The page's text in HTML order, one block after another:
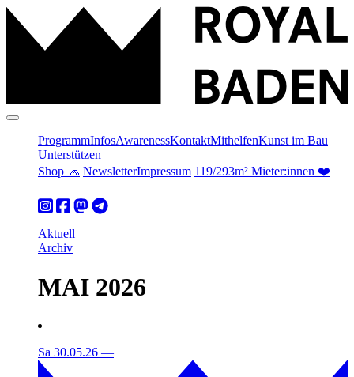
ProgrammInfosAwarenessKontaktMithelfenKunst im Bau
Unterstützen
Shop 🧢 NewsletterImpressum 119/293m² Mieter:innen ❤️
Aktuell
Archiv
MAI 2026
Sa 30.05.26 —